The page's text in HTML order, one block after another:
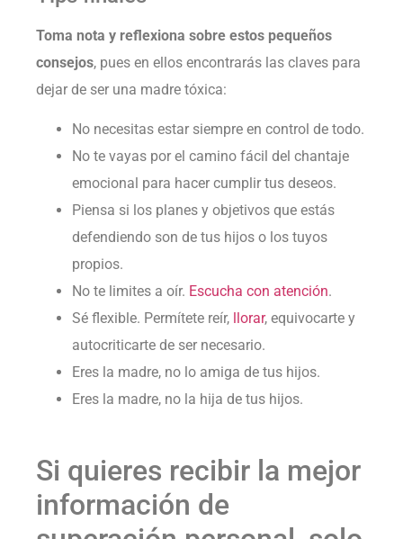
Toma nota y reflexiona sobre estos pequeños
consejos, pues en ellos encontrarás las claves para
dejar de ser una madre tóxica:
No necesitas estar siempre en control de todo.
No te vayas por el camino fácil del chantaje
emocional para hacer cumplir tus deseos.
Piensa si los planes y objetivos que estás
defendiendo son de tus hijos o los tuyos
propios.
No te limites a oír. Escucha con atención.
Sé flexible. Permítete reír,
llorar, equivocarte y
autocriticarte de ser necesario.
Eres la madre, no lo amiga de tus hijos.
Eres la madre, no la hija de tus hijos.
Si quieres recibir la mejor
información de